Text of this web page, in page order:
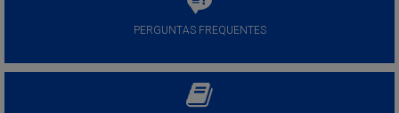
PERGUNTAS FREQUENTES